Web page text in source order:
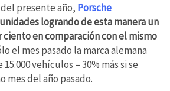
presente año, Porsche
logrando de esta manera un
en comparación con el mismo
el mes pasado la marca alemana
vehículos – 30% más si se
mes del año pasado.